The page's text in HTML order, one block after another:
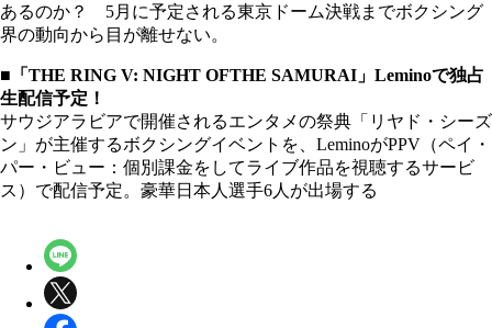
あるのか？ 5月に予定される東京ドーム決戦までボクシング
界の動向から目が離せない。
■「THE RING V: NIGHT OFTHE SAMURAI」Leminoで独占
生配信予定！
サウジアラビアで開催されるエンタメの祭典「リヤド・シーズ
ン」が主催するボクシングイベントを、LeminoがPPV（ペイ・
パー・ビュー：個別課金をしてライブ作品を視聴するサービ
ス）で配信予定。豪華日本人選手6人が出場する